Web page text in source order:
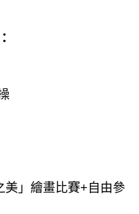
」繪畫比賽+自由參